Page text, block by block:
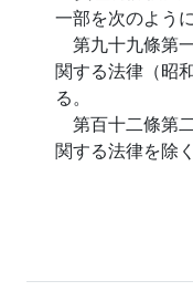
一部を次のよう
第九十九條第
関する法律（昭
る。
第百十二條第
関する法律を除